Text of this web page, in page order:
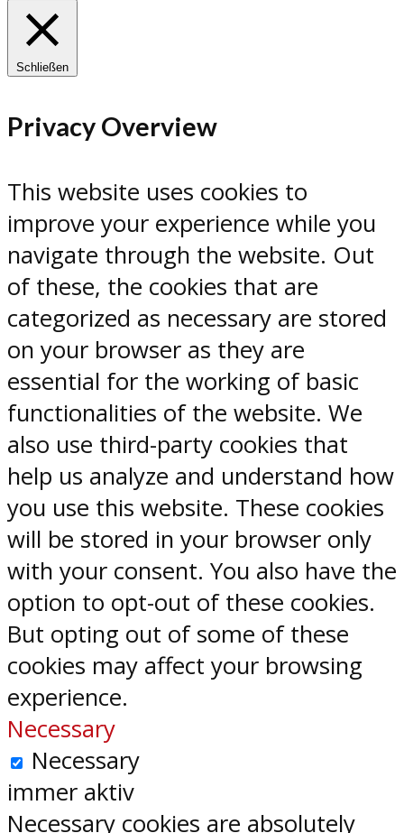
Schließen
Privacy Overview
This website uses cookies to
improve your experience while you
navigate through the website. Out
of these, the cookies that are
categorized as necessary are stored
on your browser as they are
essential for the working of basic
functionalities of the website. We
also use third-party cookies that
help us analyze and understand how
you use this website. These cookies
will be stored in your browser only
with your consent. You also have the
option to opt-out of these cookies.
But opting out of some of these
cookies may affect your browsing
experience.
Necessary
Necessary
immer aktiv
Necessary cookies are absolutely